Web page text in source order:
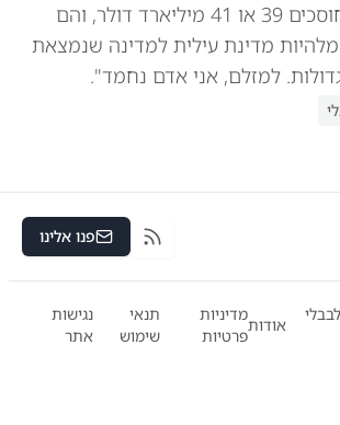
אנחנו חוסכים 39 או 41 מיליארד דולר, והם
מלהיות מדינת עילית למדינה שנמצאת
למזלם, אני אדם נחמד".
RSS פנו אלינו
אודות
מדיניות
פרטיות
תנאי
שימוש
נגישות
אתר